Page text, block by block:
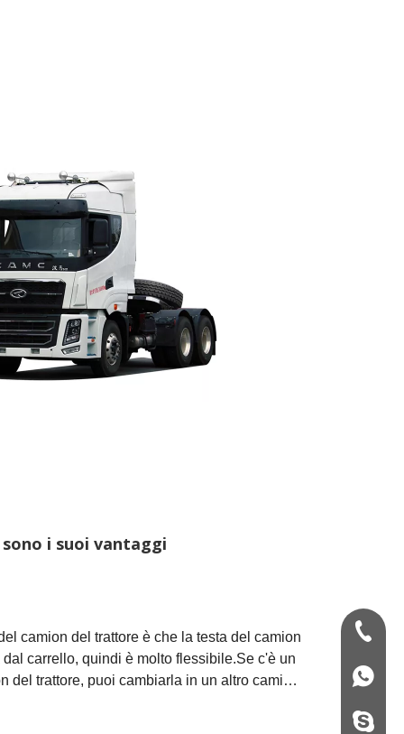
Trading Co., Ltd. darà
i suoi vantaggi
camion del trattore è che la testa del camion
carrello, quindi è molto flessibile.Se c'è un
del trattore, puoi cambiarla in un altro camion
+86-